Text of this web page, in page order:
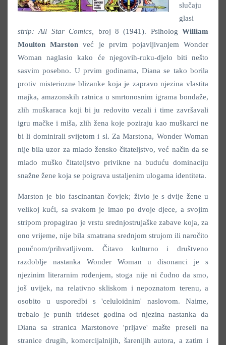
slučaju
glasi
strip: All Star Comics, broj 8 (1941). Psiholog William
Moulton Marstonveć je prvim pojavljivanjem Wonder
Woman naglasio kako će njegovih-ruku-djelo biti nešto
sasvim posebno. U prvim godinama, Diana se tako borila
protiv misteriozne blizanke koja je zapravo njezina vlastita
majka, amazonskih ratnica u smrtonosnim igrama bondaže,
zlih muškaraca koji bi ju redovito vezali i time završavali
igru mačke i miša, zlih žena koje poziraju kao muškarci ne
bi li dominirali svijetom i sl. Za Marstona, Wonder Woman
nije bila uzor za mlado žensko čitateljstvo, već način da se
mlado muško čitateljstvo privikne na buduću dominaciju
snažne žene koja se poigrava ustaljenim ulogama identiteta.
Marston je bio fascinantan čovjek; živio je s dvije žene u
velikoj kući, sa svakom je imao po dvoje djece, a svojim
stripom propagirao je vrstu srednjostrujaške zabave koja, za
ono vrijeme, nije bila smatrana srednjom strujom ili naročito
poučnom/prihvatljivom. Čitavo kulturno i društveno
razdoblje nastanka Wonder Woman u disonanci je s
njezinim literarnim rođenjem, stoga nije ni čudno da smo,
još uvijek, na relativno skliskom i nepoznatom terenu, a
osobito u usporedbi s 'celuloidnim' naslovom. Naime,
trebalo je punih trideset godina od njezina nastanka da
Diana sa stranica Marstonove 'prljave' mašte preseli na
stranice drugih, komercijalnijih, šarenijih autora, a zatim i